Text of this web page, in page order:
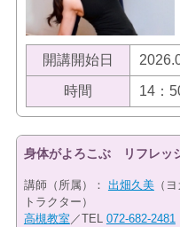
開講開始日
時間 14：
身体がよろこぶ リフレッ
講師（所属）： 出畑久美（ヨ
トラクター）
高槻教室 ／TEL 072-682-2481